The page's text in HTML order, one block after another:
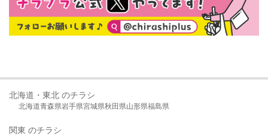
北海道・東北 のチラシ
北海道青森県岩手県宮城県秋田県山形県福島県
関東 のチラシ